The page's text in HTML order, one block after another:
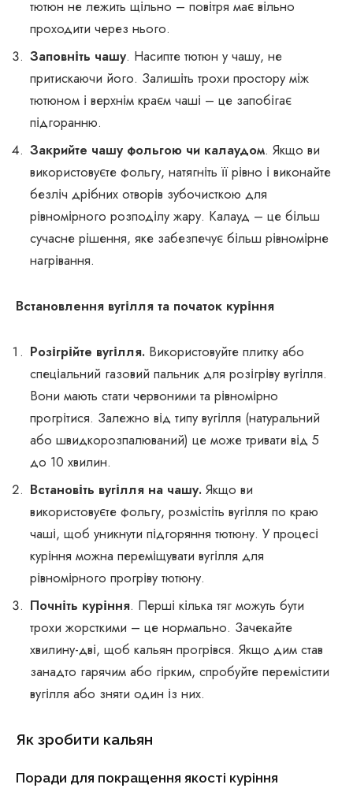
тютюн не лежить щільно – повітря має вільно
проходити через нього.
Заповніть чашу. Насипте тютюн у чашу, не
притискаючи його. Залишіть трохи простору між
тютюном і верхнім краєм чаші – це запобігає
підгоранню.
Закрийте чашу фольгою чи калаудом. Якщо ви
використовуєте фольгу, натягніть її рівно і виконайте
безліч дрібних отворів зубочисткою для
рівномірного розподілу жару. Калауд – це більш
сучасне рішення, яке забезпечує більш рівномірне
нагрівання.
Встановлення вугілля та початок куріння
Розігрійте вугілля. Використовуйте плитку або
спеціальний газовий пальник для розігріву вугілля.
Вони мають стати червоними та рівномірно
прогрітися. Залежно від типу вугілля (натуральний
або швидкорозпалюваний) це може тривати від 5
до 10 хвилин.
Встановіть вугілля на чашу. Якщо ви
використовуєте фольгу, розмістіть вугілля по краю
чаші, щоб уникнути підгоряння тютюну. У процесі
куріння можна переміщувати вугілля для
рівномірного прогріву тютюну.
Почніть куріння. Перші кілька тяг можуть бути
трохи жорсткими – це нормально. Зачекайте
хвилину-дві, щоб кальян прогрівся. Якщо дим став
занадто гарячим або гірким, спробуйте перемістити
вугілля або зняти один із них.
Як зробити кальян
Поради для покращення якості куріння